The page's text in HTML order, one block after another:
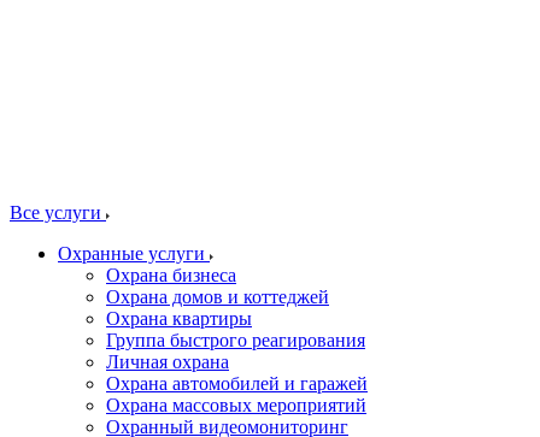
Все услуги
Охранные услуги
Охрана бизнеса
Охрана домов и коттеджей
Охрана квартиры
Группа быстрого реагирования
Личная охрана
Охрана автомобилей и гаражей
Охрана массовых мероприятий
Охранный видеомониторинг